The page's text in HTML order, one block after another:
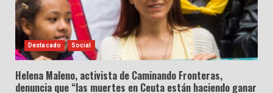
Destacado Social
Helena Maleno, activista de Caminando Fronteras,
denuncia que “las muertes en Ceuta están haciendo ganar